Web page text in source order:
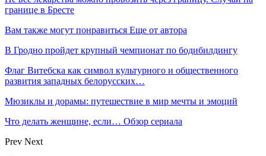
границе в Бресте
Вам также могут понравиться Еще от автора
В Гродно пройдет крупный чемпионат по бодибилдингу
Флаг Витебска как символ культурного и общественного
развития западных белорусских…
Мюзиклы и дорамы: путешествие в мир мечты и эмоций
Что делать женщине, если… Обзор сериала
Prev Next